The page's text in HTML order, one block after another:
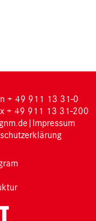
+ 49 911 13 31-0
+ 49 911 13 31-200
| Impressum